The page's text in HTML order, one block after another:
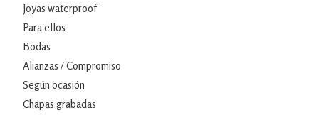
Joyas waterproof
Para ellos
Bodas
Alianzas / Compromiso
Según ocasión
Chapas grabadas